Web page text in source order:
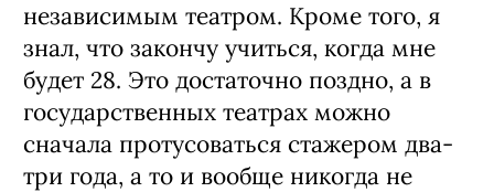
независимым театром. Кроме того, я
знал, что закончу учиться, когда мне
будет 28. Это достаточно поздно, а в
государственных театрах можно
сначала протусоваться стажером два-
три года, а то и вообще никогда не